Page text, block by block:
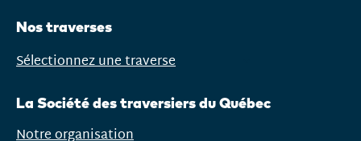
Nos traverses
Ouvrir
menu
Sélectionnez une traverse
La Société des traversiers du Québec
Notre organisation